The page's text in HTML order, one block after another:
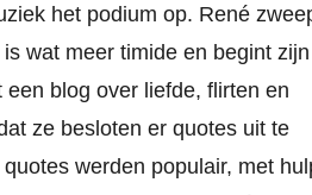
het podium op. René
wat meer timide en begint zijn
blog over liefde, flirten en
ze besloten er quotes uit te
werden populair, met